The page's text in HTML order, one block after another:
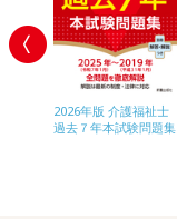
2026年版 介護福祉士
過去７年本試験問題集